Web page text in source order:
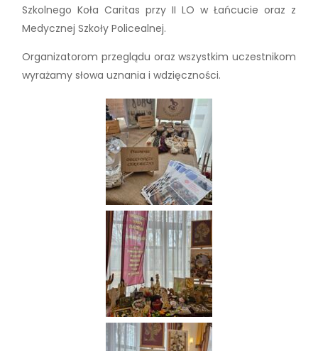
Szkolnego Koła Caritas przy II LO w Łańcucie oraz z
Medycznej Szkoły Policealnej.
Organizatorom przeglądu oraz wszystkim uczestnikom
wyrażamy słowa uznania i wdzięczności.